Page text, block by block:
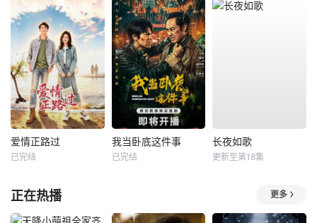
爱情正路过
已完结
我当卧底这件事
已完结
长夜如歌
更新至第18集
正在热播 更多